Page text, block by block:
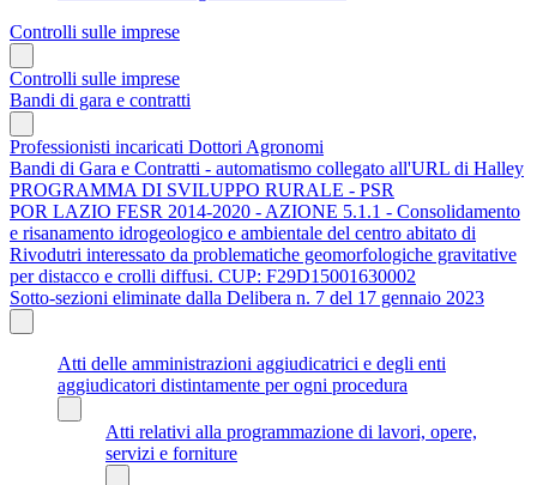
Controlli sulle imprese
Controlli sulle imprese
Bandi di gara e contratti
Professionisti incaricati Dottori Agronomi
Bandi di Gara e Contratti - automatismo collegato all'URL di Halley
PROGRAMMA DI SVILUPPO RURALE - PSR
POR LAZIO FESR 2014-2020 - AZIONE 5.1.1 - Consolidamento
e risanamento idrogeologico e ambientale del centro abitato di
Rivodutri interessato da problematiche geomorfologiche gravitative
per distacco e crolli diffusi. CUP: F29D15001630002
Sotto-sezioni eliminate dalla Delibera n. 7 del 17 gennaio 2023
Atti delle amministrazioni aggiudicatrici e degli enti
aggiudicatori distintamente per ogni procedura
Atti relativi alla programmazione di lavori, opere,
servizi e forniture